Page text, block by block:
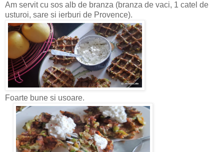
Am servit cu sos alb de branza (branza de vaci, 1 catel de
usturoi, sare si ierburi de Provence).
Foarte bune si usoare.